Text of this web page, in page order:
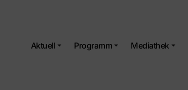
Aktuell Programm Mediathek